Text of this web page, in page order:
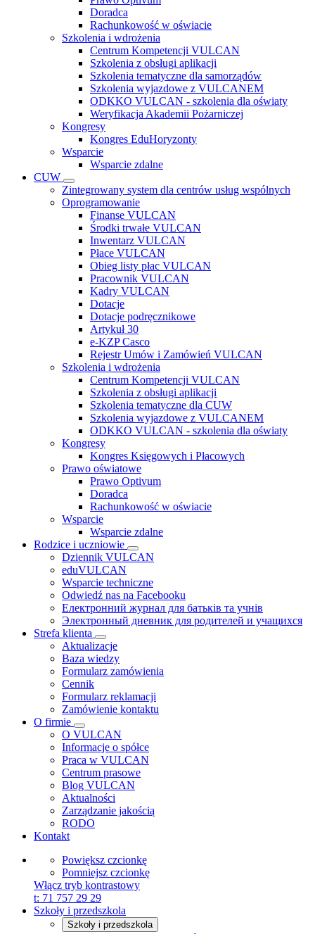
Doradca
Rachunkowość w oświacie
Szkolenia i wdrożenia
Centrum Kompetencji VULCAN
Szkolenia z obsługi aplikacji
Szkolenia tematyczne dla samorządów
Szkolenia wyjazdowe z VULCANEM
ODKKO VULCAN - szkolenia dla oświaty
Weryfikacja Akademii Pożarniczej
Kongresy
Kongres EduHoryzonty
Wsparcie
Wsparcie zdalne
CUW
Zintegrowany system dla centrów usług wspólnych
Oprogramowanie
Finanse VULCAN
Środki trwałe VULCAN
Inwentarz VULCAN
Płace VULCAN
Obieg listy płac VULCAN
Pracownik VULCAN
Kadry VULCAN
Dotacje
Dotacje podręcznikowe
Artykuł 30
e-KZP Casco
Rejestr Umów i Zamówień VULCAN
Szkolenia i wdrożenia
Centrum Kompetencji VULCAN
Szkolenia z obsługi aplikacji
Szkolenia tematyczne dla CUW
Szkolenia wyjazdowe z VULCANEM
ODKKO VULCAN - szkolenia dla oświaty
Kongresy
Kongres Księgowych i Płacowych
Prawo oświatowe
Prawo Optivum
Doradca
Rachunkowość w oświacie
Wsparcie
Wsparcie zdalne
Rodzice i uczniowie
Dziennik VULCAN
eduVULCAN
Wsparcie techniczne
Odwiedź nas na Facebooku
Електронний журнал для батьків та учнів
Электронный дневник для родителей и учащихся
Strefa klienta
Aktualizacje
Baza wiedzy
Formularz zamówienia
Cennik
Formularz reklamacji
Zamówienie kontaktu
O firmie
O VULCAN
Informacje o spółce
Praca w VULCAN
Centrum prasowe
Blog VULCAN
Aktualności
Zarządzanie jakością
RODO
Kontakt
Powiększ czcionkę
Pomniejsz czcionkę
Włącz tryb kontrastowy
t: 71 757 29 29
Szkoły i przedszkola
Szkoły i przedszkola